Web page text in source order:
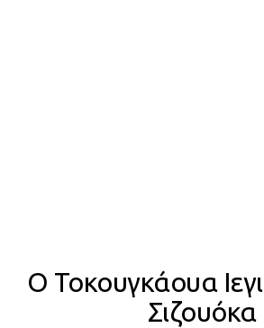
Ο Τοκουγκάουα
Σιζουόκα